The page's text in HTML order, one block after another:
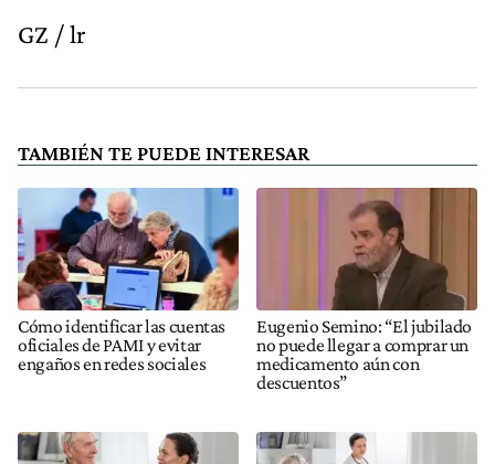
GZ / lr
TAMBIÉN TE PUEDE INTERESAR
Cómo identificar las cuentas
oficiales de PAMI y evitar
engaños en redes sociales
Eugenio Semino: “El jubilado
no puede llegar a comprar un
medicamento aún con
descuentos”